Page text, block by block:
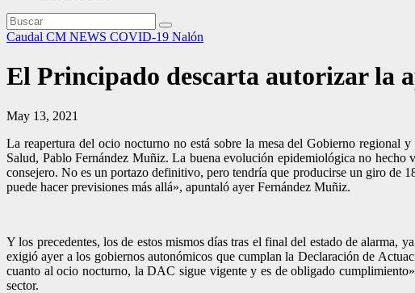
Caudal CM NEWS COVID-19 Nalón
El Principado descarta autorizar la
May 13, 2021
La reapertura del ocio nocturno no está sobre la mesa del Gobierno regional
Salud, Pablo Fernández Muñiz. La buena evolución epidemiológica no
consejero. No es un portazo definitivo, pero tendría que producirse un giro de
puede hacer previsiones más allá», apuntaló ayer Fernández Muñiz.
Y los precedentes, los de estos mismos días tras el final del estado de
exigió ayer a los gobiernos autonómicos que cumplan la Declaración de
cuanto al ocio nocturno, la DAC sigue vigente y es de obligado
sector.